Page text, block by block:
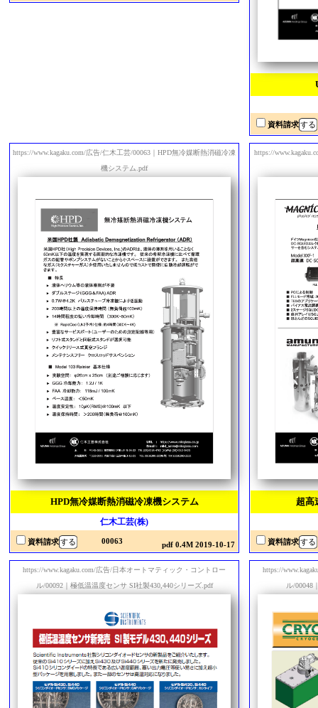
資料請求
https://www.kagaku.com/広告/仁木工芸/00063｜HPD無冷媒断熱消磁冷凍
機システム.pdf
HPD無冷媒断熱消磁冷凍機システム
仁木工芸(株)
資料請求 00063 pdf 0.4M 2019-10-17
https://
超高
資料請求
https://www.kagaku.com/広告/日本オートマティック・コントロー
ル/00092｜極低温温度センサ SI社製430,440シリーズ.pdf
https://
ル/00048